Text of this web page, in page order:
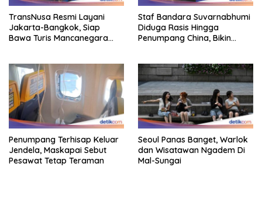
TransNusa Resmi Layani
Jakarta-Bangkok, Siap
Bawa Turis Mancanegara
Staf Bandara Suvarnabhumi
Diduga Rasis Hingga
Penumpang China, Bikin
Penumpang Terhisap Keluar
Jendela, Maskapai Sebut
Pesawat Tetap Teraman
Seoul Panas Banget, Warlok
dan Wisatawan Ngadem Di
Mal-Sungai